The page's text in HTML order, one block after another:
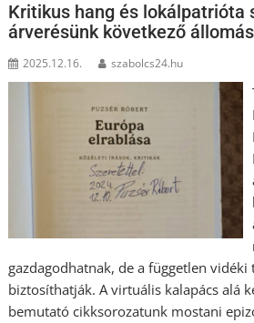
Kritikus hang és lokálpatrióta
árverésünk következő
2025.12.16. szabolcs24.hu
gazdagodhatnak, de a független
biztosíthatják. A virtuális kalapács alá
bemutató cikksorozatunk mostani